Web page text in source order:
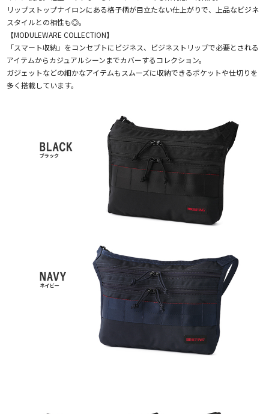
リップストップナイロンにある格子柄が目立たない仕上がりで、上品なビジネ
スタイルとの相性も◎。
【MODULEWARE COLLECTION】
「スマート収納」をコンセプトにビジネス、ビジネストリップで必要とされる
アイテムからカジュアルシーンまでカバーするコレクション。
ガジェットなどの細かなアイテムもスムーズに収納できるポケットや仕切りを
多く搭載しています。